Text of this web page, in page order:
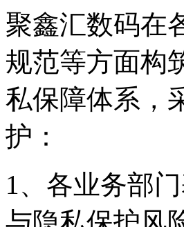
聚鑫汇数码在各
规范等方面构
私保障体系
护：
1、各业务